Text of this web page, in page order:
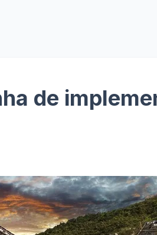
de